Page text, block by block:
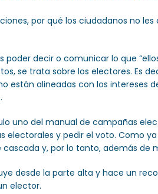
por qué los ciudadanos no
decir o comunicar lo que
se trata sobre los electores. Es
están alineadas con los
uno del manual de campañas
electorales y pedir el voto. Como
y, por lo tanto, además de
desde la parte alta y hace un
elector.